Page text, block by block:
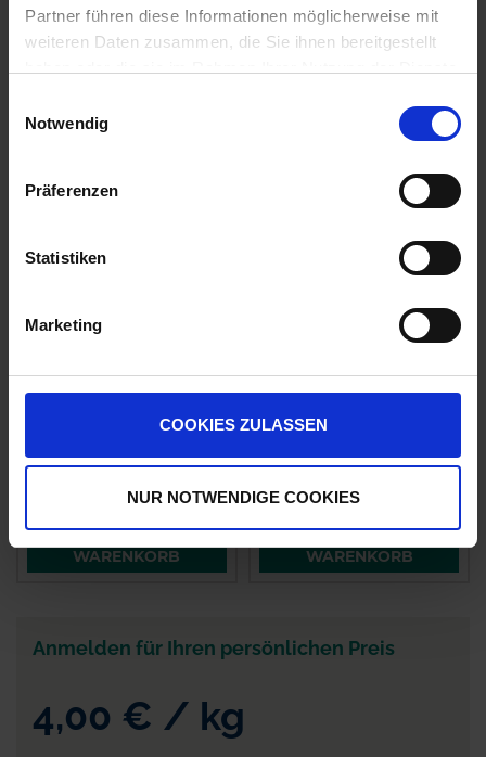
Partner führen diese Informationen möglicherweise mit
weiteren Daten zusammen, die Sie ihnen bereitgestellt
Notwendig
Präferenzen
Statistiken
Marketing
COOKIES ZULASSEN
NUR NOTWENDIGE COOKIES
zzgl. MwSt.
3,49 € / kg
zzgl. MwSt.
2,97 € / kg
WARENKORB
Viterra
zzgl. MwSt.
IN DEN
WARENKORB
DSV TerraLife N-
zzgl. MwSt.
3,20 € / kg
IN DEN
WARENKORB
Anmelden für Ihren persönlichen Preis
4,00 € / kg